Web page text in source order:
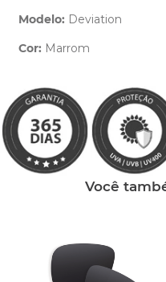
Modelo: Deviation
Cor: Marrom
Você